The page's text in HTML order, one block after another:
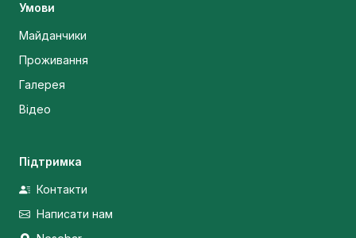
Умови
Майданчики
Проживання
Галерея
Відео
Підтримка
Контакти
Написати нам